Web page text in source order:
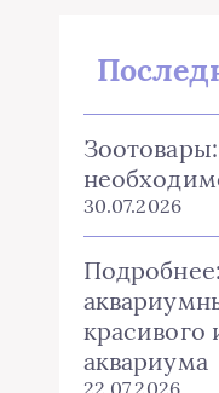
30.07.2026
красивого
аквариума
22.07.2026